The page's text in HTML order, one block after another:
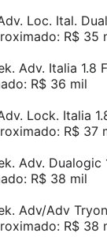
Loc. Ital.
R$ 35
Adv. Italia 1.8
R$ 36 mil
Lock. Italia
R$ 37
Adv. Dualogic
R$ 38 mil
Adv/Adv
R$ 38